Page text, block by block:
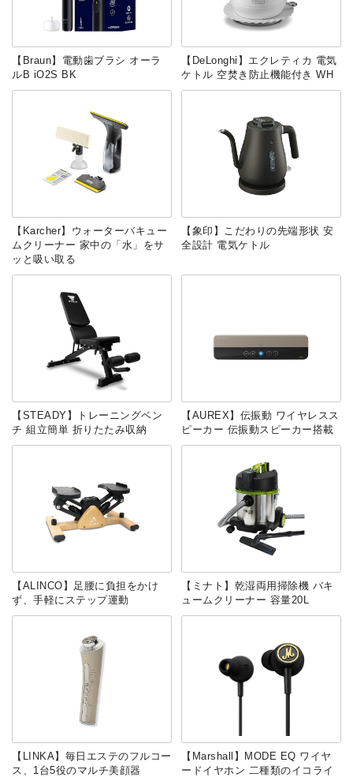
【Braun】電動歯ブラシ オーラ
ルB iO2S BK
【DeLonghi】エクレティカ 電気
ケトル 空焚き防止機能付き WH
【Karcher】ウォーターバキュー
ムクリーナー 家中の「水」をサ
ッと吸い取る
【象印】こだわりの先端形状 安
全設計 電気ケトル
【STEADY】トレーニングベン
チ 組立簡単 折りたたみ収納
【AUREX】伝振動 ワイヤレスス
ピーカー 伝振動スピーカー搭載
【ALINCO】足腰に負担をかけ
ず、手軽にステップ運動
【ミナト】乾湿両用掃除機 バキ
ュームクリーナー 容量20L
【LINKA】毎日エステのフルコー
ス、1台5役のマルチ美顔器
【Marshall】MODE EQ ワイヤ
ードイヤホン 二種類のイコライ